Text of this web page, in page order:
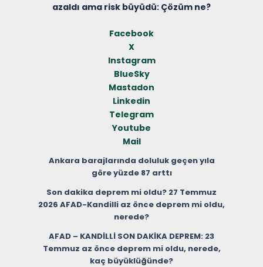
azaldı ama risk büyüdü: Çözüm ne?
Facebook
X
Instagram
BlueSky
Mastadon
Linkedin
Telegram
Youtube
Mail
Ankara barajlarında doluluk geçen yıla
göre yüzde 87 arttı
Son dakika deprem mi oldu? 27 Temmuz
2026 AFAD-Kandilli az önce deprem mi oldu,
nerede?
AFAD – KANDİLLİ SON DAKİKA DEPREM: 23
Temmuz az önce deprem mi oldu, nerede,
kaç büyüklüğünde?